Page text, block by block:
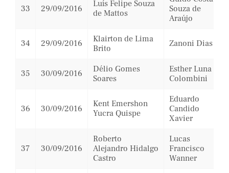
33 29/09/2016
Luís Felipe Souza
de Mattos
Souza de
Araújo
34 29/09/2016
Klairton de Lima
Brito
Zanoni Dias
35 30/09/2016
Délio Gomes
Soares
Esther Luna
Colombini
36 30/09/2016
Kent Emershon
Yucra Quispe
Eduardo
Candido
Xavier
37 30/09/2016
Roberto
Alejandro Hidalgo
Castro
Lucas
Francisco
Wanner